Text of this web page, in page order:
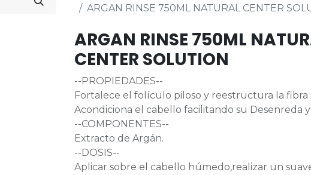
ARGAN RINSE 750ML NATURAL CENTER
ARGAN RINSE 750ML
CENTER SOLUTION
--PROPIEDADES--
Fortalece el folículo piloso y reestructura la fibra
Acondiciona el cabello facilitando su Desenreda
--COMPONENTES--
Extracto de Argán.
--DOSIS--
Aplicar sobre el cabello húmedo,realizar un